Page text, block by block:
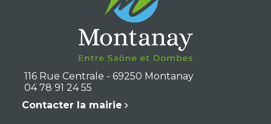
116 Rue Centrale - 69250 Montanay
04 78 91 24 55
Contacter la mairie